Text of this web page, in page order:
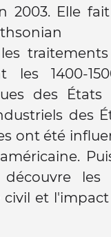
2003. Elle
les 1400-
des États
des
ont été
les
et